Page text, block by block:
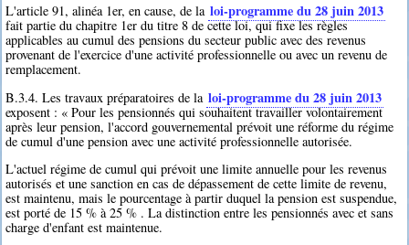
L'article 91, alinéa 1er, en cause, de la loi-programme du 28 juin 2013
fait partie du chapitre 1er du titre 8 de cette loi, qui fixe les règles
applicables au cumul des pensions du secteur public avec des revenus
provenant de l'exercice d'une activité professionnelle ou avec un revenu de
remplacement.
B.3.4. Les travaux préparatoires de la loi-programme du 28 juin 2013
exposent : « Pour les pensionnés qui souhaitent travailler volontairement
après leur pension, l'accord gouvernemental prévoit une réforme du régime
de cumul d'une pension avec une activité professionnelle autorisée.
L'actuel régime de cumul qui prévoit une limite annuelle pour les revenus
autorisés et une sanction en cas de dépassement de cette limite de revenu,
est maintenu, mais le pourcentage à partir duquel la pension est suspendue,
est porté de 15 % à 25 % . La distinction entre les pensionnés avec et sans
charge d'enfant est maintenue.